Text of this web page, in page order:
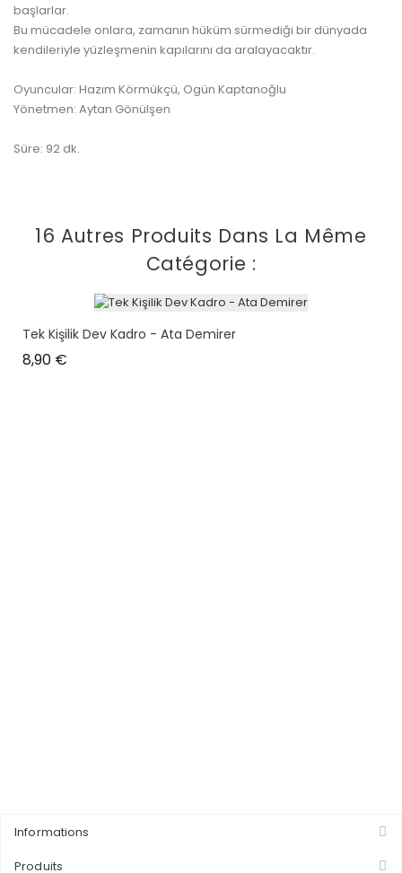
başlarlar.
Bu mücadele onlara, zamanın hüküm sürmediği bir dünyada
kendileriyle yüzleşmenin kapılarını da aralayacaktır.
Oyuncular: Hazım Körmükçü, Ogün Kaptanoğlu
Yönetmen: Aytan Gönülşen
Süre: 92 dk.
16 Autres Produits Dans La Même
Catégorie :
Tek Kişilik Dev Kadro - Ata Demirer
8,90 €
Informations
Produits